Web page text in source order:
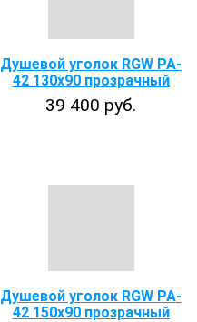
Душевой уголок RGW PA-
42 130х90 прозрачный
39 400 руб.
Душевой уголок RGW PA-
42 150х90 прозрачный